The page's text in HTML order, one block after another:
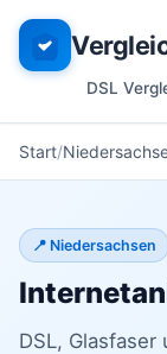
DSL
Start
📍 Niedersachsen
DSL, Glasfaser